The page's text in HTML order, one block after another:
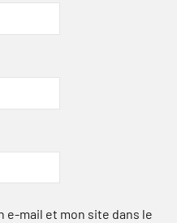
e-mail et mon site dans le